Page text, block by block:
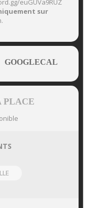
euGUVa9RUZ
sur
GOOGLECAL
PLACE